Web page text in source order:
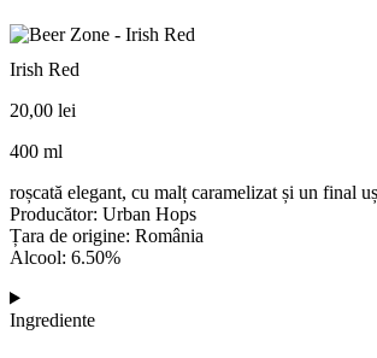
Irish Red
20,00 lei
400 ml
roșcată elegant, cu malț caramelizat și un final
Producător: Urban Hops
Țara de origine: România
Alcool: 6.50%
Ingrediente